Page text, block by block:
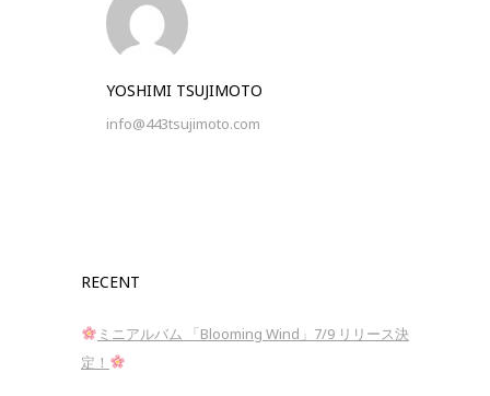
YOSHIMI TSUJIMOTO
info@443tsujimoto.com
RECENT
ミニアルバム 「Blooming Wind」7/9 リリース決
定！